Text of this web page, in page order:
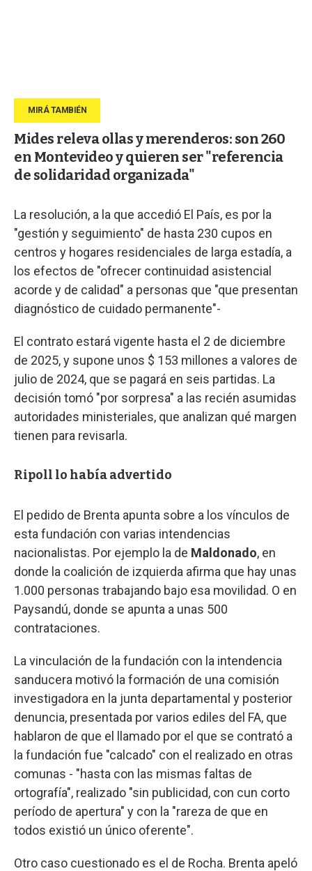
Mides releva ollas y merenderos: son 260
en Montevideo y quieren ser "referencia
de solidaridad organizada"
La resolución, a la que accedió El País, es por la
"gestión y seguimiento" de hasta 230 cupos en
centros y hogares residenciales de larga estadía, a
los efectos de "ofrecer continuidad asistencial
acorde y de calidad" a personas que "que presentan
diagnóstico de cuidado permanente"-
El contrato estará vigente hasta el 2 de diciembre
de 2025, y supone unos $ 153 millones a valores de
julio de 2024, que se pagará en seis partidas. La
decisión tomó "por sorpresa" a las recién asumidas
autoridades ministeriales, que analizan qué margen
tienen para revisarla.
Ripoll lo había advertido
El pedido de Brenta apunta sobre a los vínculos de
esta fundación con varias intendencias
nacionalistas. Por ejemplo la de Maldonado, en
donde la coalición de izquierda afirma que hay unas
1.000 personas trabajando bajo esa movilidad. O en
Paysandú, donde se apunta a unas 500
contrataciones.
La vinculación de la fundación con la intendencia
sanducera motivó la formación de una comisión
investigadora en la junta departamental y posterior
denuncia, presentada por varios ediles del FA, que
hablaron de que el llamado por el que se contrató a
la fundación fue "calcado" con el realizado en otras
comunas - "hasta con las mismas faltas de
ortografía", realizado "sin publicidad, con cun corto
período de apertura" y con la "rareza de que en
todos existió un único oferente".
Otro caso cuestionado es el de Rocha. Brenta apeló